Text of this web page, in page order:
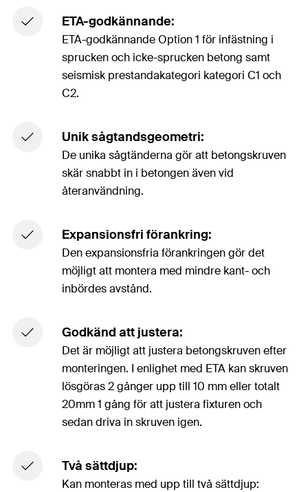
ETA-godkännande:
ETA-godkännande Option 1 för infästning i
sprucken och icke-sprucken betong samt
seismisk prestandakategori kategori C1 och
C2.
Unik sågtandsgeometri:
De unika sågtänderna gör att betongskruven
skär snabbt in i betongen även vid
återanvändning.
Expansionsfri förankring:
Den expansionsfria förankringen gör det
möjligt att montera med mindre kant- och
inbördes avstånd.
Godkänd att justera:
Det är möjligt att justera betongskruven efter
monteringen. I enlighet med ETA kan skruven
lösgöras 2 gånger upp till 10 mm eller totalt
20mm 1 gång för att justera fixturen och
sedan driva in skruven igen.
Två sättdjup:
Kan monteras med upp till två sättdjup: